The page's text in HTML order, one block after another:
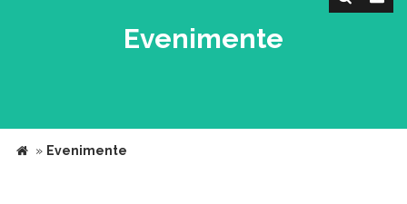
Evenimente
» Evenimente